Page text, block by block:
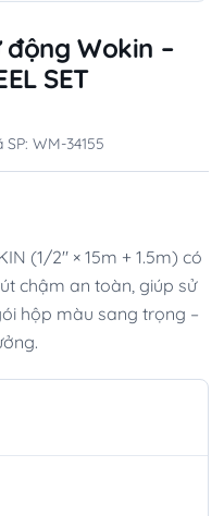
Wokin –
SET
SP: WM-34155
(1/2″ × 15m + 1.5m) có
chậm an toàn, giúp sử
hộp màu sang trọng –